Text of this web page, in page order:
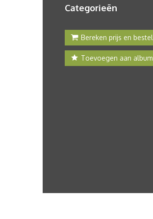
Categorieën
Bereken prijs en bestel
Toevoegen aan album